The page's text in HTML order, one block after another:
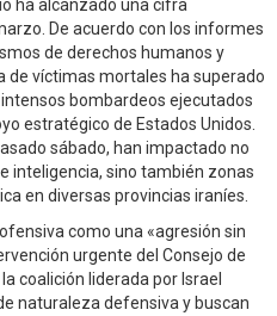
ha alcanzado una cifra
De acuerdo con los informes
de derechos humanos y
de víctimas mortales ha superado
bombardeos ejecutados
estratégico de Estados Unidos.
sábado, han impactado no
inteligencia, sino también zonas
en diversas provincias iraníes.
como una «agresión sin
urgente del Consejo de
coalición liderada por Israel
naturaleza defensiva y buscan